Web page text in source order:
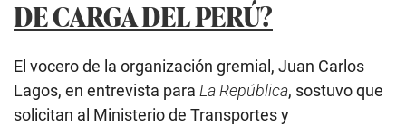
DE CARGA DEL PERÚ?
El vocero de la organización gremial, Juan Carlos
Lagos, en entrevista para La República, sostuvo que
solicitan al Ministerio de Transportes y